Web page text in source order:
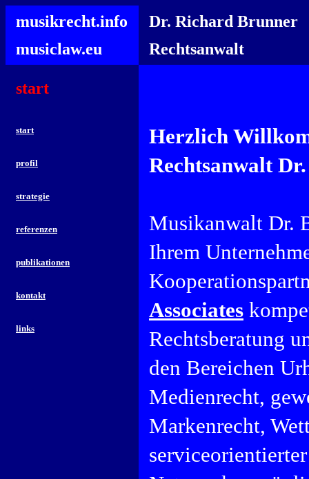
musikrecht.info
musiclaw.eu
Dr. Richard Brunner
Rechtsanwalt
start
start
profil
strategie
referenzen
publikationen
kontakt
links
Herzlich
Rechtsanwalt
Musikanwalt Dr.
Ihrem
Associates
Rechtsberatung
den Bereichen
Medienrecht,
Markenrecht,